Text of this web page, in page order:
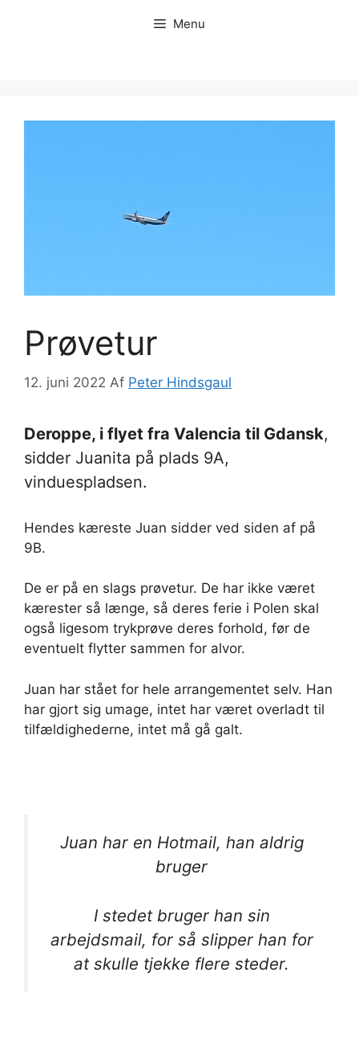
Menu
Prøvetur
12. juni 2022 Af Peter Hindsgaul
Deroppe, i flyet fra Valencia til Gdansk,
sidder Juanita på plads 9A,
vinduespladsen.
Hendes kæreste Juan sidder ved siden af på
9B.
De er på en slags prøvetur. De har ikke været
kærester så længe, så deres ferie i Polen skal
også ligesom trykprøve deres forhold, før de
eventuelt flytter sammen for alvor.
Juan har stået for hele arrangementet selv. Han
har gjort sig umage, intet har været overladt til
tilfældighederne, intet må gå galt.
Juan har en Hotmail, han aldrig
bruger
I stedet bruger han sin
arbejdsmail, for så slipper han for
at skulle tjekke flere steder.